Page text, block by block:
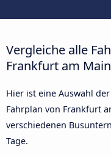
Vergleiche alle
Frankfurt am
Hier ist eine Auswahl
Fahrplan von Frankfurt
verschiedenen
Tage.